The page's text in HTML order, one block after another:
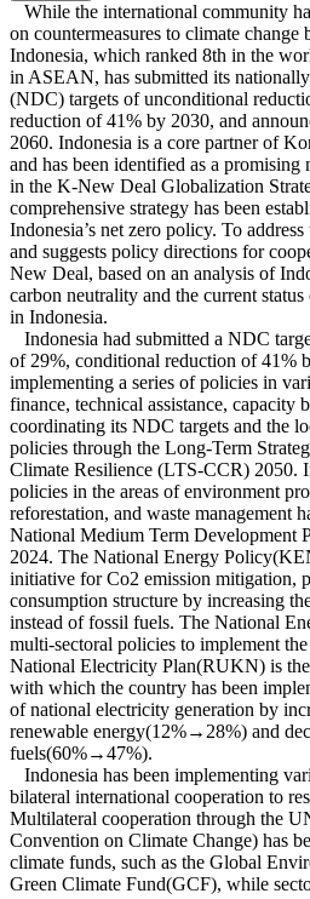
While the international community
on countermeasures to climate
Indonesia, which ranked 8th in the
in ASEAN, has submitted its
(NDC) targets of unconditional
reduction of 41% by 2030, and
2060. Indonesia is a core partner of
and has been identified as a
in the K-New Deal Globalization
comprehensive strategy has been
Indonesia’s net zero policy. To
and suggests policy directions for
New Deal, based on an analysis of
carbon neutrality and the current
in Indonesia.
Indonesia had submitted a NDC
of 29%, conditional reduction of 41%
implementing a series of policies in
finance, technical assistance, capacity
coordinating its NDC targets and the
policies through the Long-Term
Climate Resilience (LTS-CCR) 2050.
policies in the areas of environment
reforestation, and waste management
National Medium Term Development
2024. The National Energy
initiative for Co2 emission mitigation,
consumption structure by increasing
instead of fossil fuels. The National
multi-sectoral policies to implement
National Electricity Plan(RUKN) is
with which the country has been
of national electricity generation by
renewable energy(12%→28%) and
fuels(60%→47%).
Indonesia has been implementing
bilateral international cooperation to
Multilateral cooperation through the
Convention on Climate Change) has
climate funds, such as the Global
Green Climate Fund(GCF), while